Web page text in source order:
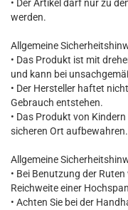
• Der Artikel darf nur zu
werden.
Allgemeine
• Das Produkt ist mit
und kann bei
• Der Hersteller haftet
Gebrauch entstehen.
• Das Produkt von
sicheren Ort aufbewahren.
Allgemeine
• Bei Benutzung der
Reichweite einer
• Achten Sie bei der